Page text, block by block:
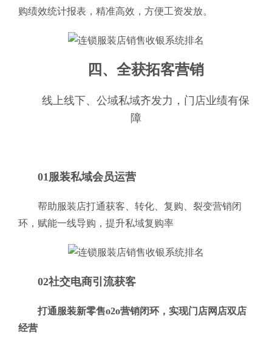
购绩效统计报表，精准高效，方便工资发放。
四、全获拓客营销
线上线下、公域私域齐发力，门店业绩有保
障
01服装私域会员运营
帮助服装店打通获客、转化、复购、裂变营销闭
环，赋能一线导购，提升私域复购率
02社交电商引流获客
打通服装新零售o2o营销闭环，实现门店网店双店
经营